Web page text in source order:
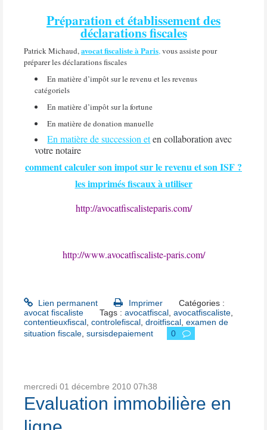
Préparation et établissement des
déclarations fiscales
Patrick Michaud,avocat fiscaliste à Paris,vous assiste pour
préparer les déclarations fiscales
En matière d’impôt sur le revenu et les revenus
catégoriels
En matière d’impôt sur la fortune
En matière de donation manuelle
En matière de succession eten collaboration avec
votre notaire
comment calculer son impot sur le revenu et son ISF ?
les imprimés fiscaux à utiliser
http://avocatfiscalisteparis.com/
http://www.avocatfiscaliste-paris.com/
Lien permanent Imprimer
Catégories :
avocat fiscaliste
Tags :avocatfiscal ,avocatfiscaliste
contentieuxfiscal controlefiscal droitfiscal examen de
situation fiscale sursisdepaiement 0
mercredi 01 décembre 2010 07h38
Evaluation immobilière en